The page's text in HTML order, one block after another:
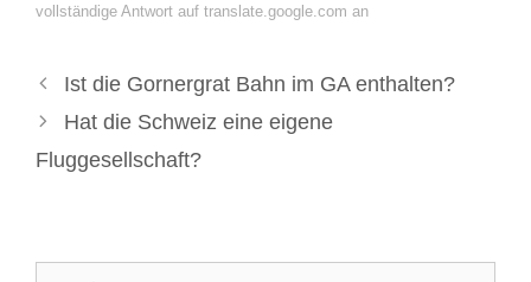
vollständige Antwort auf translate.google.com an
Ist die Gornergrat Bahn im GA enthalten?
Hat die Schweiz eine eigene
Fluggesellschaft?